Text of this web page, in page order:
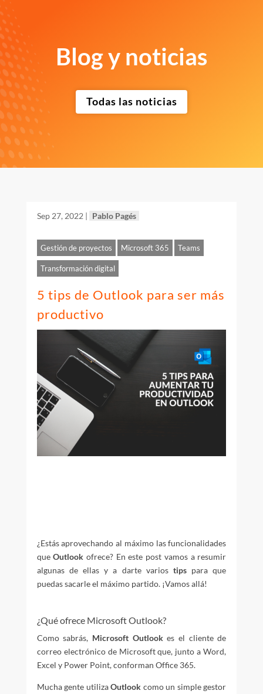
Blog y noticias
Todas las noticias
Sep 27, 2022| Pablo Pagés
Gestión de proyectos Microsoft 365 Teams
Transformación digital
5 tips de Outlook para ser más
productivo
¿Estás aprovechando al máximo las funcionalidades
queOutlook ofrece? En este post vamos a resumir
algunas de ellas y a darte varios tipspara que
puedas sacarle el máximo partido. ¡Vamos allá!
¿Qué ofrece Microsoft Outlook?
Como sabrás, Microsoft Outlookes el cliente de
correo electrónico de Microsoft que, junto a Word,
Excel y Power Point, conforman Office 365.
Mucha gente utilizaOutlook como un simple gestor